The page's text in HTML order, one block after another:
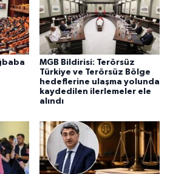
MGB Bildirisi: Terörsüz
Türkiye ve Terörsüz Bölge
hedeflerine ulaşma yolunda
kaydedilen ilerlemeler ele
alındı